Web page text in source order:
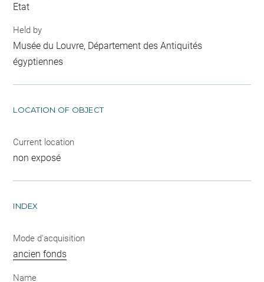
Etat
Held by
Musée du Louvre, Département des Antiquités
égyptiennes
LOCATION OF OBJECT
Current location
non exposé
INDEX
Mode d'acquisition
ancien fonds
Name